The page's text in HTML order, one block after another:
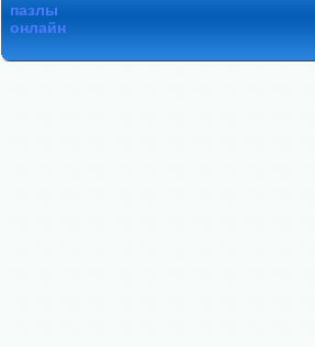
пазлы
онлайн